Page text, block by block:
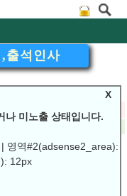
X
나 미노출 상태입니다.
영역#2(adsense2_area):
12px
출석인사